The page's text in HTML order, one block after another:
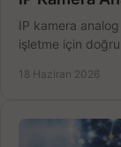
IP kamera
işletme için
18 Haziran 2026